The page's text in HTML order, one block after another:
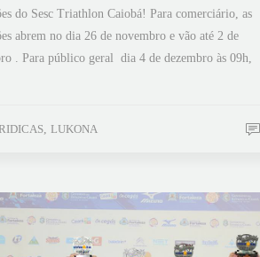
do Sesc Triathlon Caiobá! Para comerciário, as
abrem no dia 26 de novembro e vão até 2 de
. Para público geral dia 4 de dezembro às 09h,
, LUKONA